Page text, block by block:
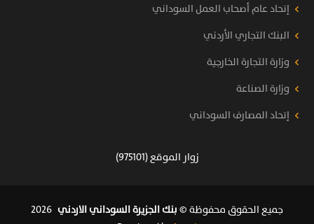
إتحاد عام أصحاب العمل السوداني
البنك التجاري الأردني
وزارة التجارة الخارجية
وزارة الصناعة
إتحاد المصارف السوداني
زوار الموقع (975101)
جميع الحقوق محفوظة ©بنك الجزيرة السوداني الاردني